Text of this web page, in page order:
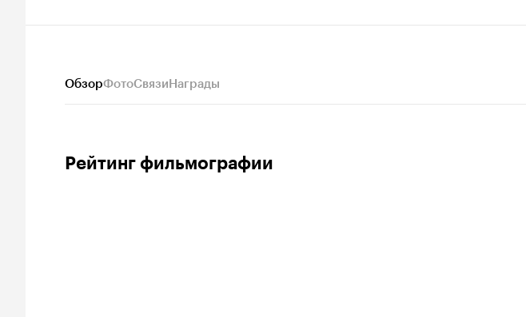
ОбзорФотоСвязиНаграды
Рейтинг фильмографии